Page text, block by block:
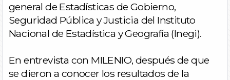
general de Estadísticas de Gobierno,
Seguridad Pública y Justicia del Instituto
Nacional de Estadística y Geografía (Inegi).
En entrevista con MILENIO, después de que
se dieron a conocer los resultados de la